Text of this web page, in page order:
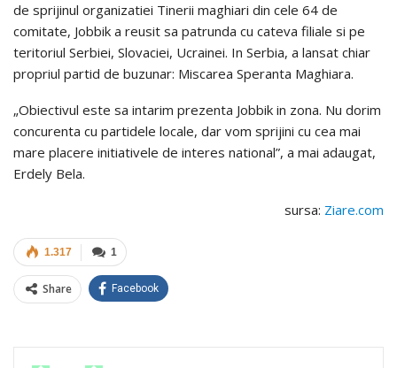
de sprijinul organizatiei Tinerii maghiari din cele 64 de
comitate, Jobbik a reusit sa patrunda cu cateva filiale si pe
teritoriul Serbiei, Slovaciei, Ucrainei. In Serbia, a lansat chiar
propriul partid de buzunar: Miscarea Speranta Maghiara.
„Obiectivul este sa intarim prezenta Jobbik in zona. Nu dorim
concurenta cu partidele locale, dar vom sprijini cu cea mai
mare placere initiativele de interes national”, a mai adaugat,
Erdely Bela.
sursa: Ziare.com
1
1.317
Share Facebook